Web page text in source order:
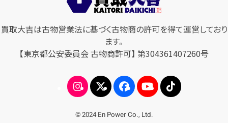
買取大吉は古物営業法に基づく古物商の許可を得て運営しており
ます。
【東京都公安委員会 古物商許可】 第304361407260号
© 2024 En Power Co., Ltd.